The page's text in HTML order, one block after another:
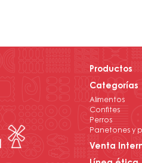
Productos
Categorías
Alimentos
Confites
Perros
Panetones y
Venta